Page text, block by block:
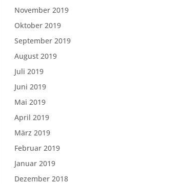
November 2019
Oktober 2019
September 2019
August 2019
Juli 2019
Juni 2019
Mai 2019
April 2019
März 2019
Februar 2019
Januar 2019
Dezember 2018